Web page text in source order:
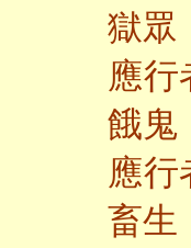
獄眾
應
餓鬼
應
畜生